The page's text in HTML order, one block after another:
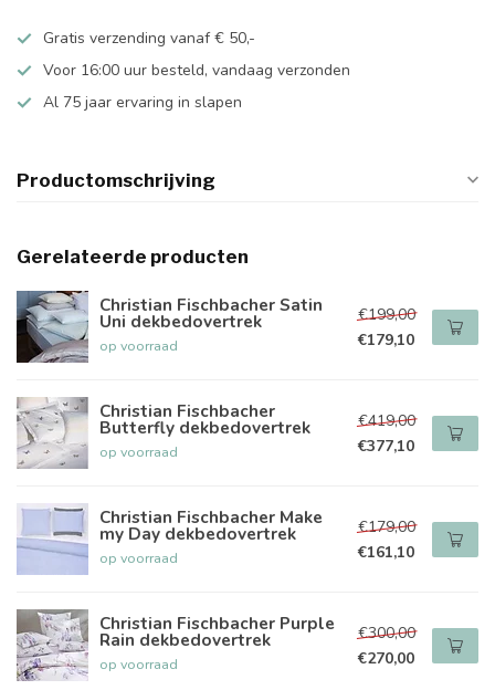
Gratis verzending vanaf € 50,-
Voor 16:00 uur besteld, vandaag verzonden
Al 75 jaar ervaring in slapen
Productomschrijving
Gerelateerde producten
Christian Fischbacher Satin
Uni dekbedovertrek
op voorraad
€199,00
€179,10
Christian Fischbacher
Butterfly dekbedovertrek
op voorraad
€419,00
€377,10
Christian Fischbacher Make
my Day dekbedovertrek
op voorraad
€179,00
€161,10
Christian Fischbacher Purple
Rain dekbedovertrek
op voorraad
€300,00
€270,00